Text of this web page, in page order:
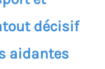
décisif
aidantes